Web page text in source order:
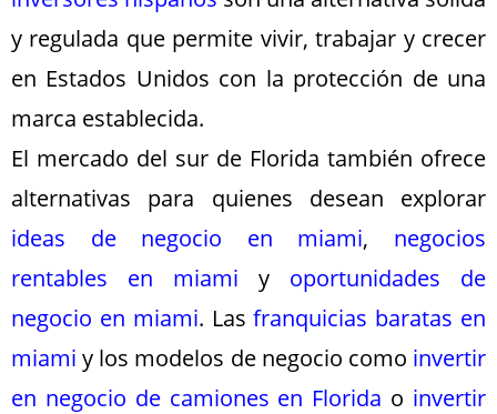
y regulada que permite vivir, trabajar y crecer
en Estados Unidos con la protección de una
marca establecida.
El mercado del sur de Florida también ofrece
alternativas para quienes desean explorar
ideas de negocio en miami, negocios
rentables en miami y oportunidades de
negocio en miami. Lasfranquicias baratas en
miami y los modelos de negocio como invertir
en negocio de camiones en Florida o invertir